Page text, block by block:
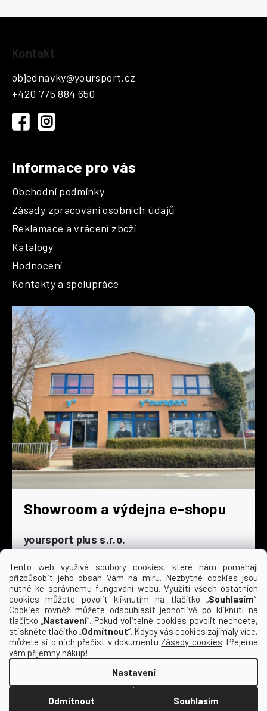
Tento web využívá soubory cookies, které nám pomáhají
přizpůsobit jeho obsah Vám na míru. Nezbytné cookies jsou
nutné ke správnému fungování webu. Využití všech ostatních
cookies můžete povolit kliknutím na tlačítko „Souhlasím“.
Cookies rovněž můžete odsouhlasit jednotlivě po kliknutí na
tlačítko „Nastavení“. Pokud volitelné cookies povolit nechcete,
stiskněte tlačítko „Odmítnout“. Kdyby vás cookies zajímaly více,
můžete si o nich přečíst v dokumentuZásady cookies. Přejeme
vám příjemný nákup!
Nastavení
Odmítnout Souhlasím
Kontakt
objednavky@yoursport.cz
+420 775 884 650
Informace pro vás
Obchodní podmínky
Zásady zpracování osobních údajů
Reklamace a vrácení zboží
Katalogy
Hodnocení
Kontakty a spolupráce
Showroom a výdejna e-shopu
yoursport plus s.r.o.
Dyjská 845/4
196 00 Praha 9 - Čakovice
Po - Čt
9:00 - 16:30
Pá
9:00 - 15:30
So
zavřeno
Ne
zavřeno
Vytvořil Shoptet
Copyright 2026
Kempa | yoursport. Všechna